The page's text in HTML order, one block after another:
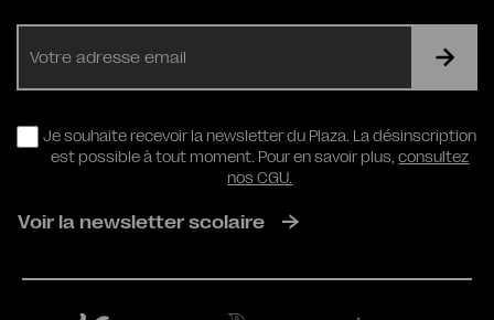
RGPD
Je souhaite recevoir la newsletter du Plaza. La désinscription
est possible à tout moment. Pour en savoir plus,consultez
nos CGU.
Voir la newsletter scolaire